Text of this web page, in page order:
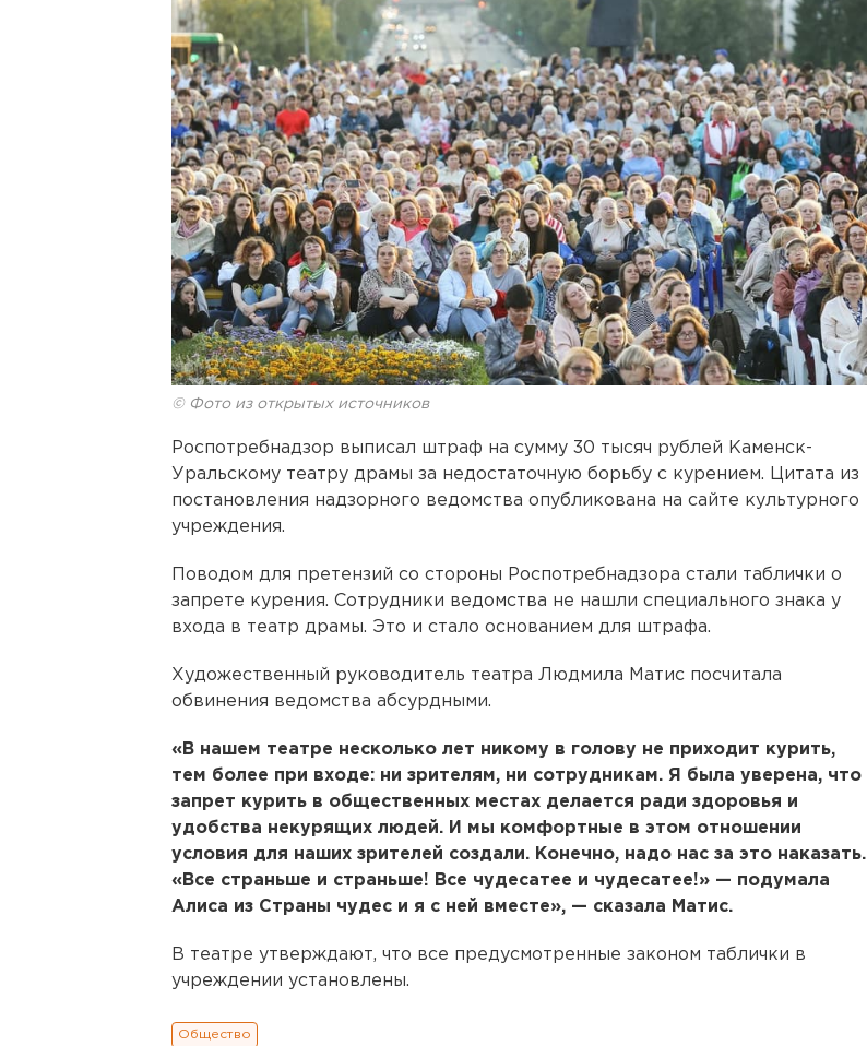
© Фото из открытых источников
Роспотребнадзор выписал штраф на сумму 30 тысяч рублей Каменск-
Уральскому театру драмы за недостаточную борьбу с курением. Цитата из
постановления надзорного ведомства опубликована на сайте культурного
учреждения.
Поводом для претензий со стороны Роспотребнадзора стали таблички о
запрете курения. Сотрудники ведомства не нашли специального знака у
входа в театр драмы. Это и стало основанием для штрафа.
Художественный руководитель театра Людмила Матис посчитала
обвинения ведомства абсурдными.
«В нашем театре несколько лет никому в голову не приходит курить,
тем более при входе: ни зрителям, ни сотрудникам. Я была уверена, что
запрет курить в общественных местах делается ради здоровья и
удобства некурящих людей. И мы комфортные в этом отношении
условия для наших зрителей создали. Конечно, надо нас за это наказать.
«Все страньше и страньше! Все чудесатее и чудесатее!» — подумала
Алиса из Страны чудес и я с ней вместе», — сказала Матис.
В театре утверждают, что все предусмотренные законом таблички в
учреждении установлены.
Общество